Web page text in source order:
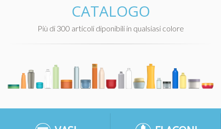
CATALOGO
Più di 300 articoli diponibili in qualsiasi colore